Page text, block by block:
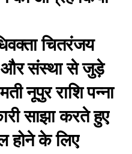
चितरंजय
और संस्था से जुड़े
नूपुर राशि पन्ना
साझा करते हुए
होने के लिए